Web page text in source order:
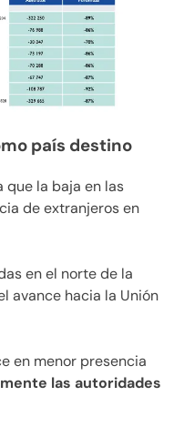
país destino
la baja en las
de extranjeros en
en el norte de la
avance hacia la Unión
en menor presencia
las autoridades